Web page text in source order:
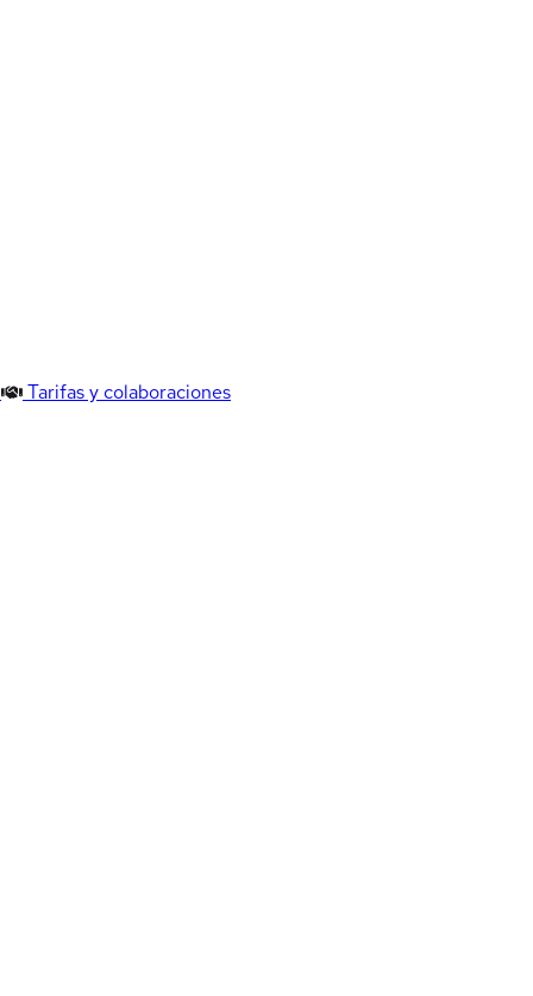
Tarifas y colaboraciones